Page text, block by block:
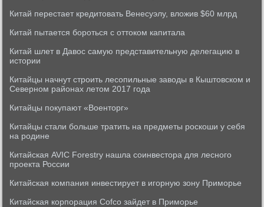
Китай перестает кредитовать Венесуэлу, вложив $60 млрд
Китай пытается бороться с оттоком капитала
Китай шлет в Давос самую представительную делегацию в
истории
Китайцы начнут строить лесопильные заводы в Кыштовском и
Северном районах летом 2017 года
Китайцы покупают «Военторг»
Китайцы стали больше тратить на предметы роскоши у себя
на родине
Китайская AVIC Forestry нашла соинвестора для лесного
проекта России
Китайская компания инвестирует в игорную зону Приморье
Китайская корпорация Cofco зайдет в Приморье